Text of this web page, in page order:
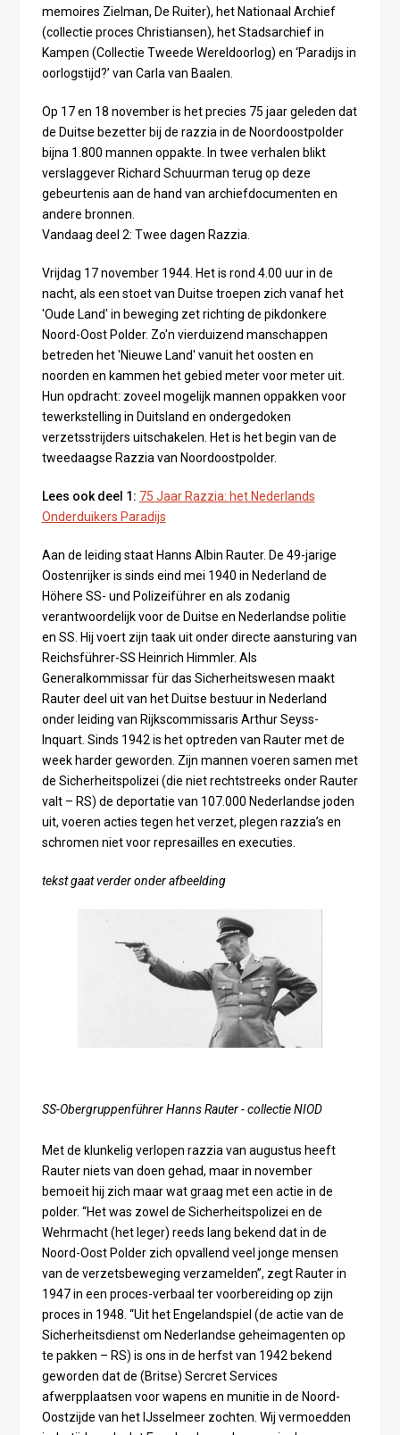
memoires Zielman, De Ruiter), het Nationaal Archief
(collectie proces Christiansen), het Stadsarchief in
Kampen (Collectie Tweede Wereldoorlog) en ‘Paradijs in
oorlogstijd?’ van Carla van Baalen.
Op 17 en 18 november is het precies 75 jaar geleden dat
de Duitse bezetter bij de razzia in de Noordoostpolder
bijna 1.800 mannen oppakte. In twee verhalen blikt
verslaggever Richard Schuurman terug op deze
gebeurtenis aan de hand van archiefdocumenten en
andere bronnen.
Vandaag deel 2: Twee dagen Razzia.
Vrijdag 17 november 1944. Het is rond 4.00 uur in de
nacht, als een stoet van Duitse troepen zich vanaf het
'Oude Land' in beweging zet richting de pikdonkere
Noord-Oost Polder. Zo'n vierduizend manschappen
betreden het 'Nieuwe Land' vanuit het oosten en
noorden en kammen het gebied meter voor meter uit.
Hun opdracht: zoveel mogelijk mannen oppakken voor
tewerkstelling in Duitsland en ondergedoken
verzetsstrijders uitschakelen. Het is het begin van de
tweedaagse Razzia van Noordoostpolder.
Lees ook deel 1: 75 Jaar Razzia: het Nederlands
Onderduikers Paradijs
Aan de leiding staat Hanns Albin Rauter. De 49-jarige
Oostenrijker is sinds eind mei 1940 in Nederland de
Höhere SS- und Polizeiführer en als zodanig
verantwoordelijk voor de Duitse en Nederlandse politie
en SS. Hij voert zijn taak uit onder directe aansturing van
Reichsführer-SS Heinrich Himmler. Als
Generalkommissar für das Sicherheitswesen maakt
Rauter deel uit van het Duitse bestuur in Nederland
onder leiding van Rijkscommissaris Arthur Seyss-
Inquart. Sinds 1942 is het optreden van Rauter met de
week harder geworden. Zijn mannen voeren samen met
de Sicherheitspolizei (die niet rechtstreeks onder Rauter
valt – RS) de deportatie van 107.000 Nederlandse joden
uit, voeren acties tegen het verzet, plegen razzia’s en
schromen niet voor represailles en executies.
tekst gaat verder onder afbeelding
SS-Obergruppenführer Hanns Rauter - collectie NIOD
Met de klunkelig verlopen razzia van augustus heeft
Rauter niets van doen gehad, maar in november
bemoeit hij zich maar wat graag met een actie in de
polder. “Het was zowel de Sicherheitspolizei en de
Wehrmacht (het leger) reeds lang bekend dat in de
Noord-Oost Polder zich opvallend veel jonge mensen
van de verzetsbeweging verzamelden”, zegt Rauter in
1947 in een proces-verbaal ter voorbereiding op zijn
proces in 1948. “Uit het Engelandspiel (de actie van de
Sicherheitsdienst om Nederlandse geheimagenten op
te pakken – RS) is ons in de herfst van 1942 bekend
geworden dat de (Britse) Sercret Services
afwerpplaatsen voor wapens en munitie in de Noord-
Oostzijde van het IJsselmeer zochten. Wij vermoedden